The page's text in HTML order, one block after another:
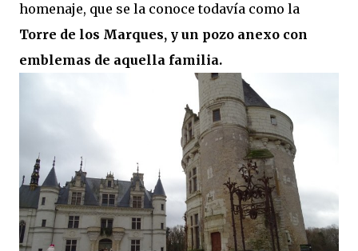
homenaje, que se la conoce todavía como la
Torre de los Marques, y un pozo anexo con
emblemas de aquella familia.